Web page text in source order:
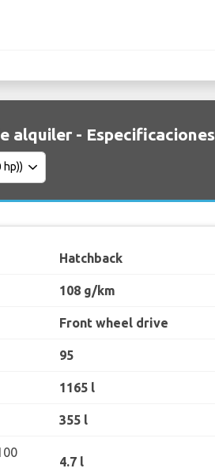
alquiler - Especificaciones
Hatchback
108 g/km
Front wheel drive
95
1165 l
355 l
4.7 l